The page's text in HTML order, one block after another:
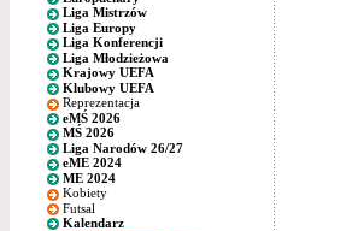
Liga Mistrzów
Liga Europy
Liga Konferencji
Liga Młodzieżowa
Krajowy UEFA
Klubowy UEFA
Reprezentacja
eMŚ 2026
MŚ 2026
Liga Narodów 26/27
eME 2024
ME 2024
Kobiety
Futsal
Kalendarz